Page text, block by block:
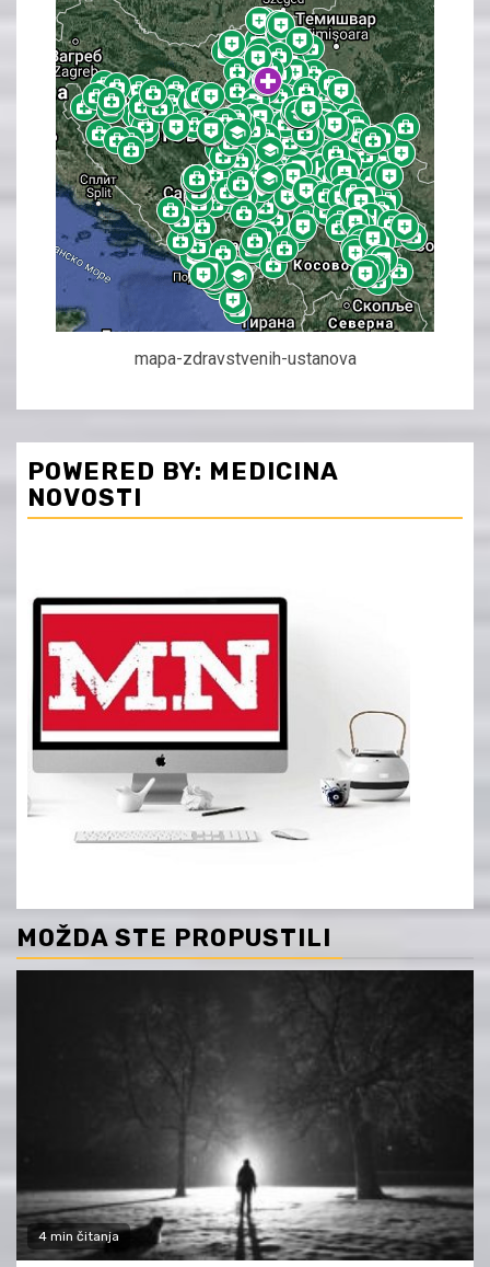
mapa-zdravstvenih-ustanova
POWERED BY: MEDICINA
NOVOSTI
MOŽDA STE PROPUSTILI
4 min čitanja